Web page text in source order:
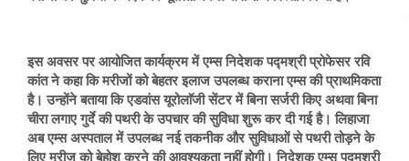
इस अवसर पर आयोजित कार्यक्रम में एम्स निदेशक पद्मश्री प्रोफेसर रवि
कांत ने कहा कि मरीजों को बेहतर इलाज उपलब्ध कराना एम्स की प्राथमिकता
है। उन्होंने बताया कि एडवांस यूरोलाॅजी सेंटर में बिना सर्जरी किए अथवा बिना
चीरा लगाए गुर्दे की पथरी के उपचार की सुविधा शुरू कर दी गई है। लिहाजा
अब एम्स अस्पताल में उपलब्ध नई तकनीक और सुविधाओं से पथरी तोड़ने के
लिए मरीज को बेहोश करने की आवश्यकता नहीं होगी। निदेशक एम्स पद्मश्री